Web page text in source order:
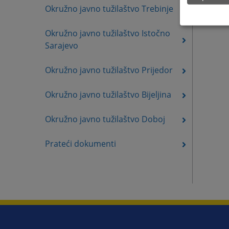
Okružno javno tužilaštvo Trebinje
Okružno javno tužilaštvo Istočno
Sarajevo
Okružno javno tužilaštvo Prijedor
Okružno javno tužilaštvo Bijeljina
Okružno javno tužilaštvo Doboj
Prateći dokumenti